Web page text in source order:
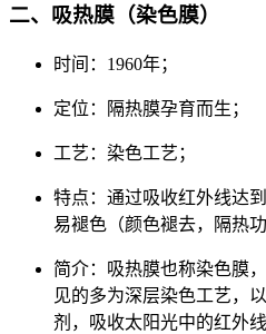
二、吸热膜（染色膜）
时间：1960年；
定位：隔热膜孕育而生；
工艺：染色工艺；
特点：通过吸收红外线达
易褪色（颜色褪去，隔热功
简介：吸热膜也称染色膜
见的多为深层染色工艺，
剂，吸收太阳光中的红外